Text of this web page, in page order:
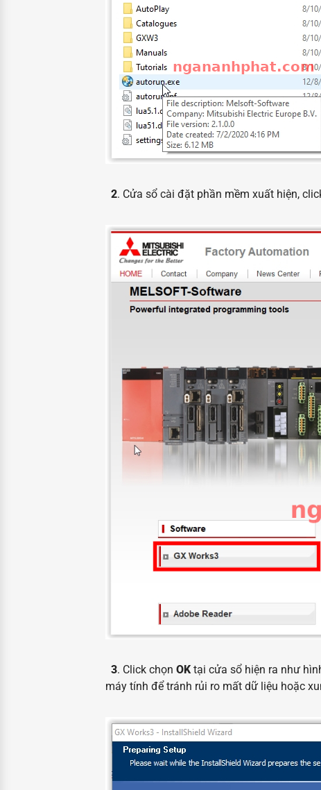
2. Cửa sổ cài đặt phần mềm xuất hiện,
3. Click chọn OKtại cửa sổ hiện ra như
máy tính để tránh rủi ro mất dữ liệu hoặc